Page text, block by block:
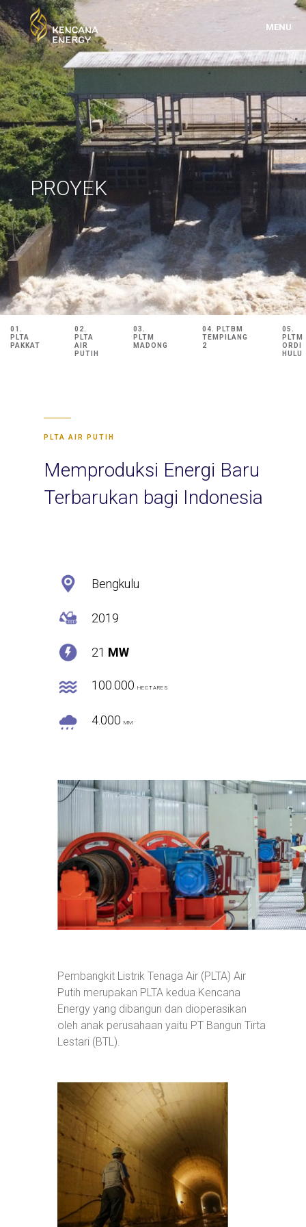
MENU
PROYEK
01.
PLTA
PAKKAT
02.
PLTA
AIR
PUTIH
03.
PLTM
MADONG
04. PLTBM
TEMPILANG
2
05.
PLTM
ORDI
HULU
PLTA AIR PUTIH
Memproduksi Energi Baru
Terbarukan bagi Indonesia
Bengkulu
2019
21 MW
100.000 HECTARES
4.000 MM
Pembangkit Listrik Tenaga Air (PLTA) Air
Putih merupakan PLTA kedua Kencana
Energy yang dibangun dan dioperasikan
oleh anak perusahaan yaitu PT Bangun Tirta
Lestari (BTL).